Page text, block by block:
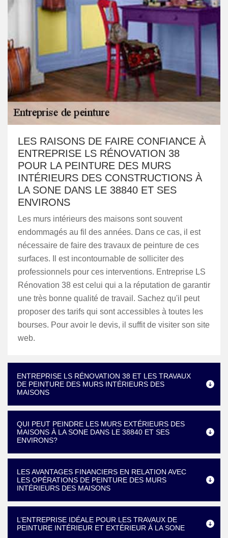
LES RAISONS DE FAIRE CONFIANCE À
ENTREPRISE LS RÉNOVATION 38
POUR LA PEINTURE DES MURS
INTÉRIEURS DES CONSTRUCTIONS À
LA SONE DANS LE 38840 ET SES
ENVIRONS
Les murs intérieurs des maisons sont souvent
endommagés au fil des années. Dans ce cas, il est
nécessaire de faire des travaux de peinture de ces
surfaces. Il est incontournable de solliciter des
professionnels pour ces interventions. Entreprise LS
Rénovation 38 est celui qui a la réputation de garantir
une très bonne qualité de travail. Sachez qu'il peut
proposer des tarifs qui sont accessibles à toutes les
bourses. Pour avoir le devis, il suffit de visiter son site
web.
ENTREPRISE LS RÉNOVATION 38 ET LES TRAVAUX
DE PEINTURE DES MURS INTÉRIEURS DES
MAISONS
QUI PEUT PEINDRE LES MURS EXTÉRIEURS DES
MAISONS À LA SONE DANS LE 38840 ET SES
ENVIRONS?
LES AVANTAGES FINANCIERS EN RELATION AVEC
LES OPÉRATIONS DE PEINTURE DES MURS
INTÉRIEURS DES MAISONS
L’ENTREPRISE IDÉALE POUR LES TRAVAUX DE
PEINTURE INTÉRIEUR ET EXTÉRIEUR À LA SONE